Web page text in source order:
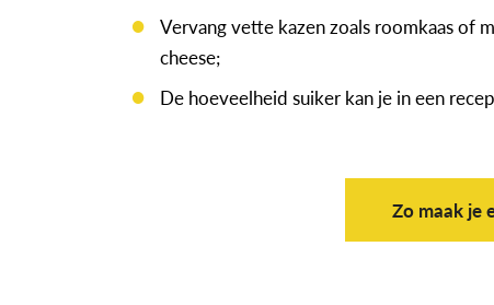
Vervang vette kazen zoals roomkaas of
cheese;
De hoeveelheid suiker kan je in een
Zo maak je